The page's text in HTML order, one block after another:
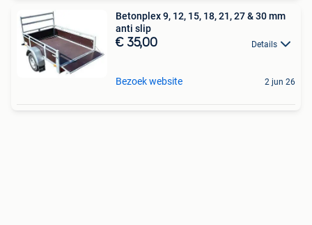
Betonplex 9, 12, 15, 18, 21, 27 & 30 mm
anti slip
€ 35,00 Details
Bezoek website 2 jun 26